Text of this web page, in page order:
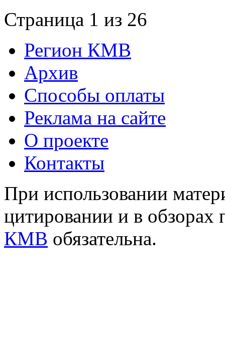
Страница 1 из 26
Регион КМВ
Архив
Способы оплаты
Реклама на сайте
О проекте
Контакты
При использовании
цитировании и в обзорах
КМВ обязательна.